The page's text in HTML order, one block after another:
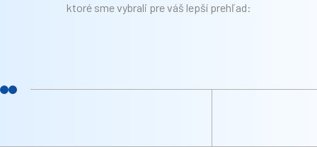
ktoré sme vybrali pre váš lepší prehľad: